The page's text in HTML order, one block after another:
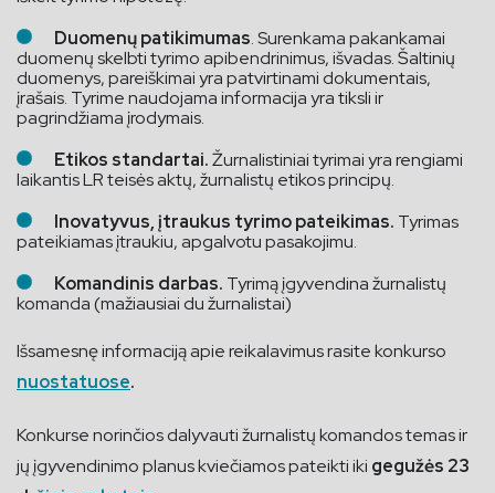
Duomenų patikimumas. Surenkama pakankamai
duomenų skelbti tyrimo apibendrinimus, išvadas. Šaltinių
duomenys, pareiškimai yra patvirtinami dokumentais,
įrašais. Tyrime naudojama informacija yra tiksli ir
pagrindžiama įrodymais.
Etikos standartai.Žurnalistiniai tyrimai yra rengiami
laikantis LR teisės aktų, žurnalistų etikos principų.
Inovatyvus, įtraukus tyrimo pateikimas. Tyrimas
pateikiamas įtraukiu, apgalvotu pasakojimu.
Komandinis darbas. Tyrimą įgyvendina žurnalistų
komanda (mažiausiai du žurnalistai)
Išsamesnę informaciją apie reikalavimus rasite konkurso
nuostatuose.
Konkurse norinčios dalyvauti žurnalistų komandos temas ir
jų įgyvendinimo planus kviečiamos pateikti iki gegužės 23